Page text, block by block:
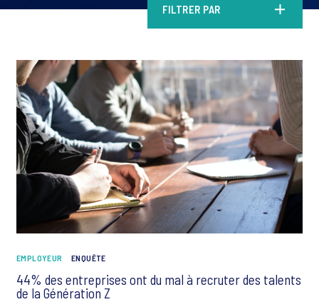
FILTRER PAR
EMPLOYEUR ENQUÊTE
44% des entreprises ont du mal à recruter des talents
de la Génération Z